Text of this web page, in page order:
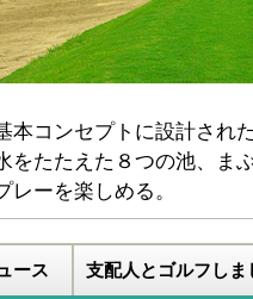
本コンセプトに設計され
をたたえた８つの池、ま
ーを楽しめる。
ース 支配人とゴルフしま